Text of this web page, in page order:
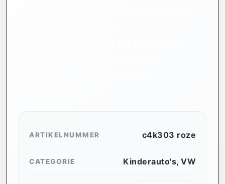
ARTIKELNUMMER c4k303 roze
CATEGORIE Kinderauto's, VW